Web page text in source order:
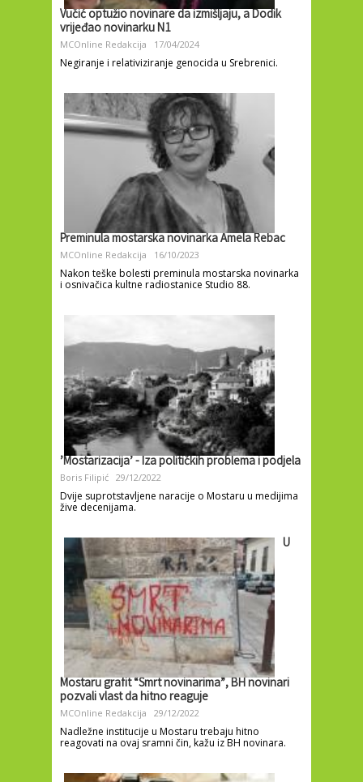
Vučić optužio novinare da izmišljaju, a Dodik
vrijeđao novinarku N1
MCOnline Redakcija 17/04/2024
Negiranje i relativiziranje genocida u Srebrenici.
Preminula mostarska novinarka Amela Rebac
MCOnline Redakcija 16/10/2023
Nakon teške bolesti preminula mostarska novinarka
i osnivačica kultne radiostanice Studio 88.
’Mostarizacija’ - Iza političkih problema i podjela
Boris Filipić 29/12/2022
Dvije suprotstavljene naracije o Mostaru u medijima
žive decenijama.
U
Mostaru grafit “Smrt novinarima”, BH novinari
pozvali vlast da hitno reaguje
MCOnline Redakcija 29/12/2022
Nadležne institucije u Mostaru trebaju hitno
reagovati na ovaj sramni čin, kažu iz BH novinara.